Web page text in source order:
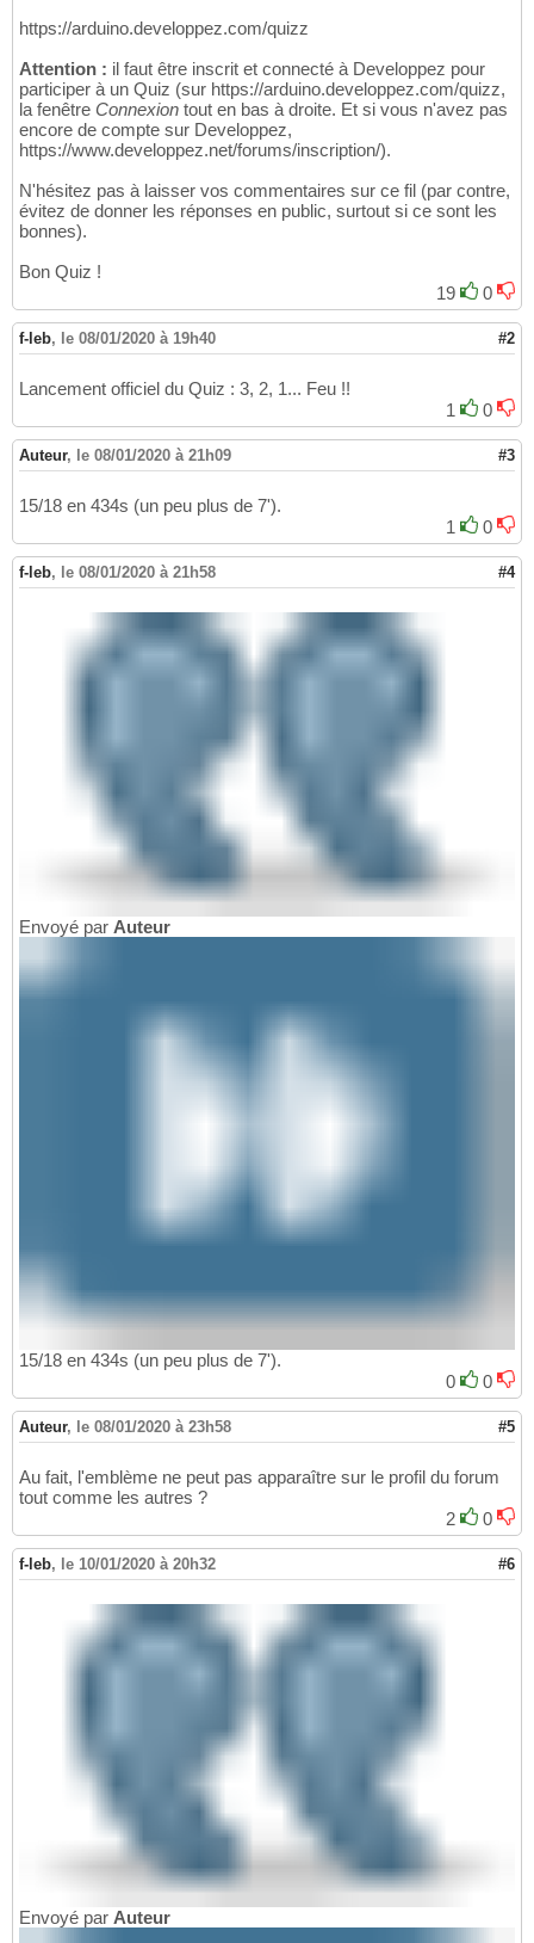
https://arduino.developpez.com/quizz
Attention : il faut être inscrit et connecté à Developpez pour
participer à un Quiz (sur https://arduino.developpez.com/quizz,
la fenêtre Connexion tout en bas à droite. Et si vous n'avez pas
encore de compte sur Developpez,
https://www.developpez.net/forums/inscription/).
N'hésitez pas à laisser vos commentaires sur ce fil (par contre,
évitez de donner les réponses en public, surtout si ce sont les
bonnes).
Bon Quiz !
19
0
f-leb, le 08/01/2020 à 19h40 #2
Lancement officiel du Quiz : 3, 2, 1... Feu !!
1
0
Auteur, le 08/01/2020 à 21h09 #3
15/18 en 434s (un peu plus de 7').
1
0
f-leb, le 08/01/2020 à 21h58 #4
Envoyé par Auteur
15/18 en 434s (un peu plus de 7').
0
0
Auteur, le 08/01/2020 à 23h58 #5
Au fait, l'emblème ne peut pas apparaître sur le profil du forum
tout comme les autres ?
2
0
f-leb, le 10/01/2020 à 20h32 #6
Envoyé par Auteur